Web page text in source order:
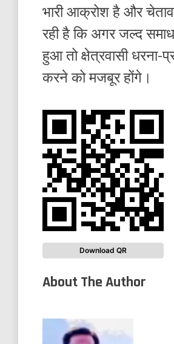
भारी आक्रोश है और
रही है कि अगर जल्द
हुआ तो क्षेत्रवासी धरना-
करने को मजबूर होंगे।
Download QR
About The Author